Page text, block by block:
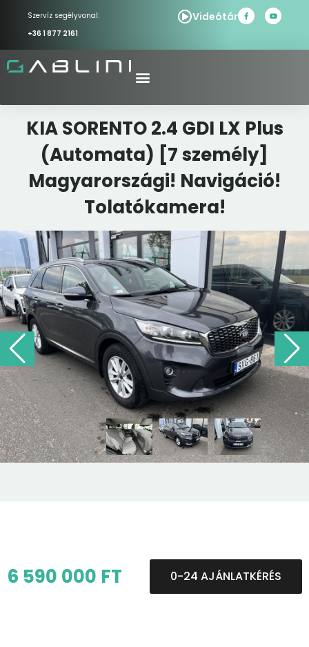
Szervíz segélyvonal:
+36 1 877 2161
Videótár
KIA SORENTO 2.4 GDI LX Plus
(Automata) [7 személy]
Magyarországi! Navigáció!
Tolatókamera!
6 590 000 FT 0-24 AJÁNLATKÉRÉS